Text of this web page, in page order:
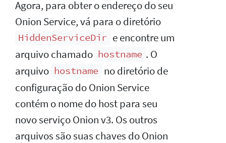
Agora, para obter o endereço do seu
Onion Service, vá para o diretório
HiddenServiceDir e encontre um
arquivo chamado hostname . O
arquivo hostname no diretório de
configuração do Onion Service
contém o nome do host para seu
novo serviço Onion v3. Os outros
arquivos são suas chaves do Onion